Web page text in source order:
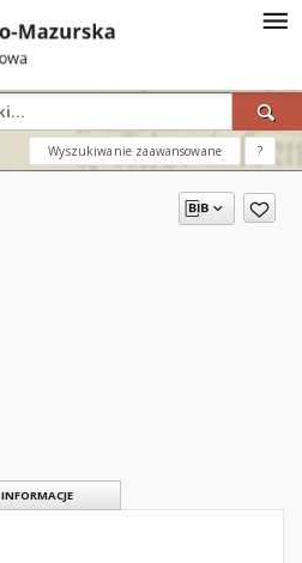
Wyszukiwanie zaawansowane ?
INFORMACJE